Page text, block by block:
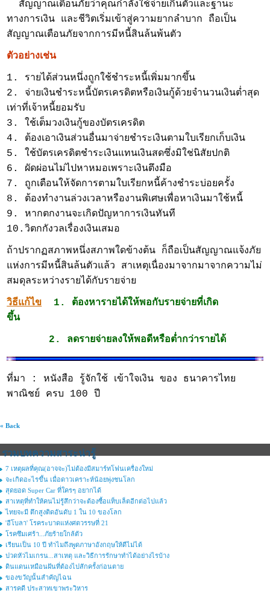
สัญญาณเตือนภัยว่าคุณกำลังใช้จ่ายเกินตัวและฐานะ
ทางการเงิน และชีวิตเริ่มเข้าสู่ความยากลำบาก ถือเป็น
สัญญาณเตือนภัยจากการมีหนี้สินล้นพ้นตัว
ตัวอย่างเช่น
1. รายได้ส่วนหนึ่งถูกใช้ชำระหนี้เพิ่มมากขึ้น
2. จ่ายเงินชำระหนี้บัตรเครดิตหรือเงินกู้ด้วยจำนวนเงินต่ำสุด
เท่าที่เจ้าหนี้ยอมรับ
3. ใช้เต็มวงเงินกู้ของบัตรเครดิต
4. ต้องเอาเงินส่วนอื่นมาจ่ายชำระเงินตามใบเรียกเก็บเงิน
5. ใช้บัตรเครดิตชำระเงินแทนเงินสดซึ่งมิใช่นิสัยปกติ
6. ผัดผ่อนไม่ไปหาหมอเพราะเงินตึงมือ
7. ถูกเตือนให้จัดการตามใบเรียกหนี้ค้างชำระบ่อยครั้ง
8. ต้องทำงานล่วงเวลาหรืองานพิเศษเพื่อหาเงินมาใช้หนี้
9. หากตกงานจะเกิดปัญหาการเงินทันที
10.วิตกกังวลเรื่องเงินเสมอ
ถ้าปรากฏสภาพหนึ่งสภาพใดข้างต้น ก็ถือเป็นสัญญาณแจ้งภัย
แห่งการมีหนี้สินล้นตัวแล้ว สาเหตุเนื่องมาจากมาจากความไม่
สมดุลระหว่างรายได้กับรายจ่าย
วิธีแก้ไข
1. ต้องหารายได้ให้พอกับรายจ่ายที่เกิด
ขึ้น
2. ลดรายจ่ายลงให้พอดีหรือต่ำกว่ารายได้
ที่มา : หนังสือ รู้จักใช้ เข้าใจเงิน ของ ธนาคารไทย
พาณิชย์ ครบ 100 ปี
« Back
รวมบทความสาระน่ารู้
7 เหตุผลที่คุณ(อาจจะ)ไม่ต้องมีสมาร์ทโฟนเครื่องใหม่
จะเกิดอะไรขึ้น เมื่อดาวเคราะห์น้อยพุ่งชนโลก
สุดยอด Super Car ที่ใครๆ อยากได้
สาเหตุที่ทำให้คนไม่รู้สึกว่าจะต้องซื้อแท็บเล็ตอีกต่อไปแล้ว
ไทยจะมี ตึกสูงติดอันดับ 1 ใน 10 ของโลก
'อีโบลา' โรคระบาดแห่งศตวรรษที่ 21
โรคซึมเศร้า...ภัยร้ายใกล้ตัว
เรียนเป็น 10 ปี ทำไมถึงพูดภาษาอังกฤษให้ดีไม่ได้
ปวดหัวไมเกรน...สาเหตุ และวิธีการรักษาทำได้อย่างไรบ้าง
ดินแดนเหมือนฝันที่ต้องไปสักครั้งก่อนตาย
ของขวัญนั้นสำคัญไฉน
สารคดี ประสาทเขาพระวิหาร